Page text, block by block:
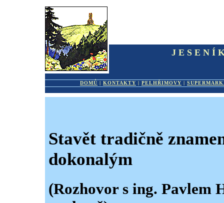
DOMŮ | KONTAKTY | PELHŘIMOVY |
Stavět tradičně
dokonalým
(Rozhovor s ing. Pavlem